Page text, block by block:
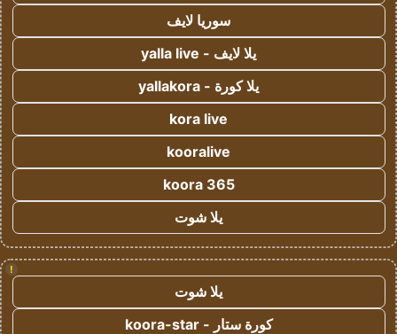
سوريا لايف
يلا لايف - yalla live
يلا كورة - yallakora
kora live
kooralive
koora 365
يلا شوت
!
يلا شوت
كورة ستار - koora-star